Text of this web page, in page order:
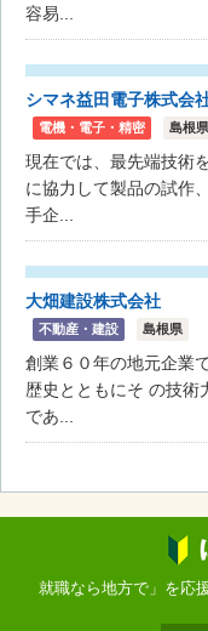
容易...
シマネ益田電子株式会
電機・電子・精密 島根県
現在では、最先端技術
に協力して製品の試作
手企...
大畑建設株式会社
不動産・建設 島根県
創業６０年の地元企業
歴史とともにそ の技術
であ...
就職なら地方で」を応